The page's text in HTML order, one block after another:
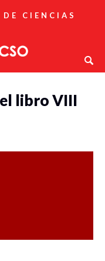
CIENCIAS
libro VIII